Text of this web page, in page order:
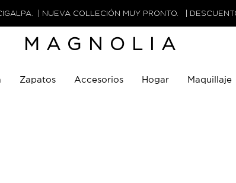
| NUEVA COLLECIÓN MUY PRONTO. |
MAGNOLIA
Zapatos Accesorios Hogar Maquillaje